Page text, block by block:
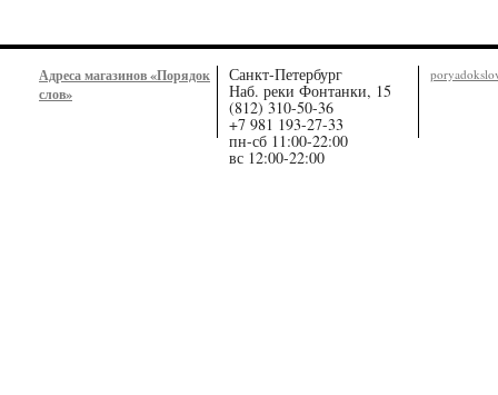
Адреса магазинов «Порядок
слов»
Санкт-Петербург
Наб. реки Фонтанки, 15
(812) 310-50-36
+7 981 193-27-33
пн-сб 11:00-22:00
вс 12:00-22:00